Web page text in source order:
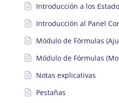
Introducción a los
Introducción al Panel
Módulo de Fórmulas
Módulo de Fórmulas
Notas explicativas
Pestañas